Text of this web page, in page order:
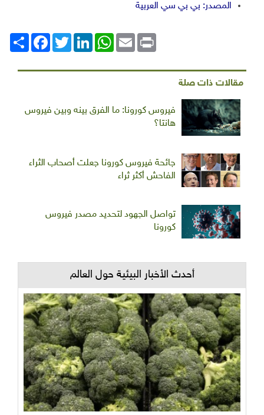
المصدر: بي بي سي العربية
انشر
FacebookTwitterLinkedIn
WhatsAppEmail Print
مقالات ذات صلة
فيروس كورونا: ما الفرق بينه وبين فيروس
هانتا؟
جائحة فيروس كورونا جعلت أصحاب الثراء
الفاحش أكثر ثراء
تواصل الجهود لتحديد مصدر فيروس
كورونا
أحدث الأخبار البيئية حول العالم